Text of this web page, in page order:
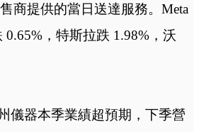
商提供的當日送達服務。Meta
0.65%，特斯拉跌 1.98%，沃
儀器本季業績超預期，下季營